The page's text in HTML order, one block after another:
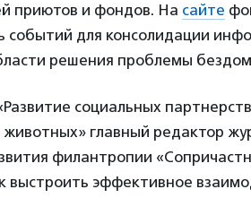
приютов и фондов. На сайте
событий для консолидации
решения проблемы
социальных
главный редактор
филантропии
выстроить эффективное